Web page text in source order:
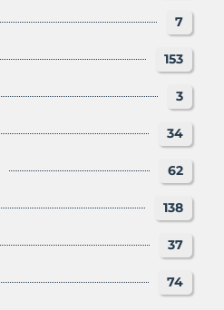
7
153
3
34
62
138
37
74